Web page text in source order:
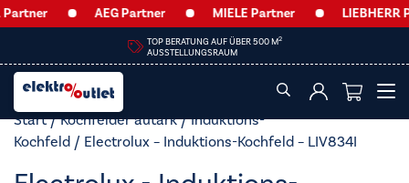
AEG Partner MIELE Partner LIEBHERR
TOP BERATUNG AUF ÜBER 500 M2
AUSSTELLUNGSRAUM
Start/Kochfelder autark/Induktions-
Kochfeld / Electrolux – Induktions-Kochfeld – LIV834I